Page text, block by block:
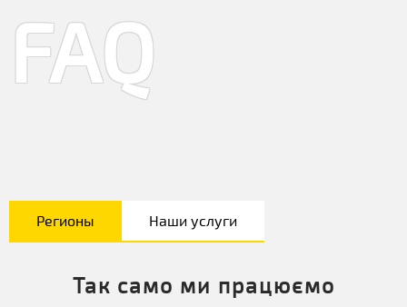
FAQ
Регионы Наши услуги
Так само ми працюємо